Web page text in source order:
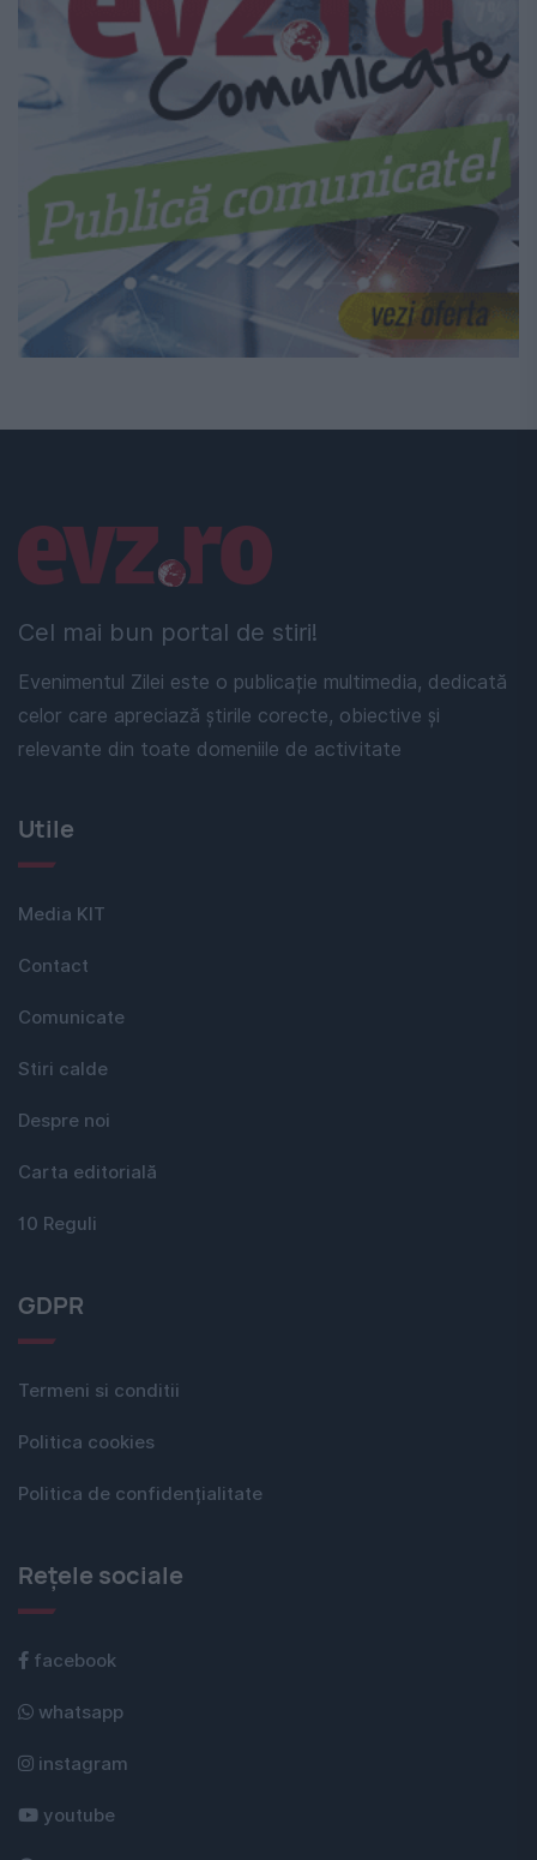
Cel mai bun portal de stiri!
Evenimentul Zilei este o publicație multimedia, dedicată
celor care apreciază știrile corecte, obiective și
relevante din toate domeniile de activitate
Linkuri utile
Utile
Media KIT
Contact
Comunicate
Stiri calde
Despre noi
Carta editorială
10 Reguli
GDPR
Termeni si conditii
Politica cookies
Politica de confidențialitate
Rețele sociale
facebook
whatsapp
instagram
youtube